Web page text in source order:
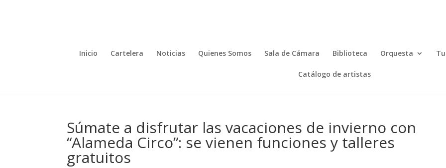
Inicio Cartelera Noticias Quienes Somos Sala de Cámara Biblioteca Orquesta
Catálogo de artistas
Súmate a disfrutar las vacaciones de invierno con
“Alameda Circo”: se vienen funciones y talleres
gratuitos